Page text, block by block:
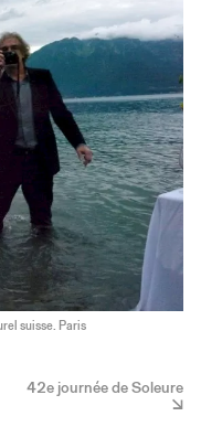
suisse. Paris
42e journée de Soleure